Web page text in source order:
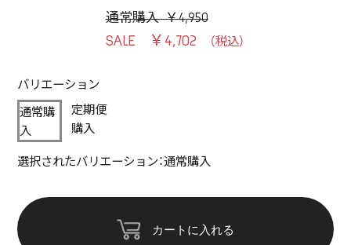
通常購入 ￥4,950
￥4,702
バリエーション
通常購
入
定期便
購入
選択されたバリエーション：通常購入
カートに入れる